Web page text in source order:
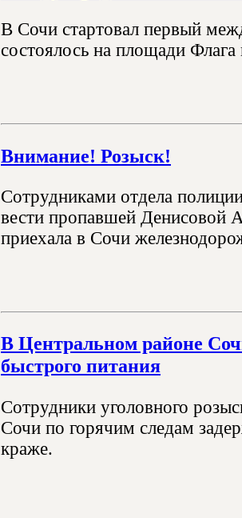
В Сочи стартовал первый
состоялось на площади Флага
Внимание! Розыск!
Сотрудниками отдела
вести пропавшей Денисовой
приехала в Сочи
В Центральном районе
быстрого питания
Сотрудники уголовного
Сочи по горячим следам
краже.